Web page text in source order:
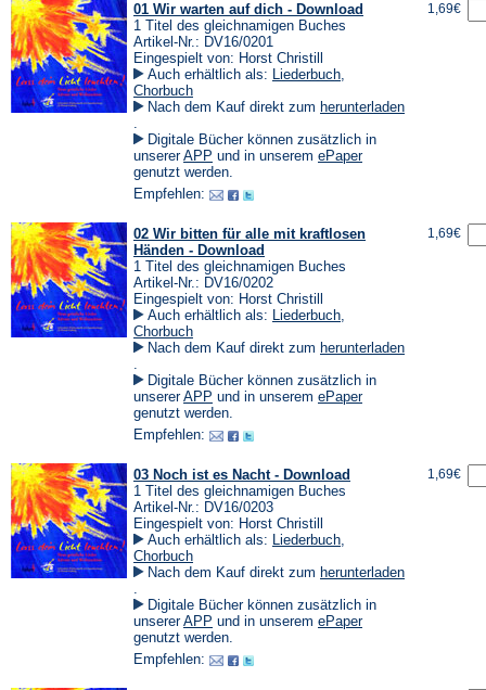
01 Wir warten auf dich - Download
1 Titel des gleichnamigen Buches
Artikel-Nr.: DV16/0201
Eingespielt von: Horst Christill
Auch erhältlich als: Liederbuch,
Chorbuch
Nach dem Kauf direkt zum herunterladen
in
einem
neuen
Tab)
.
Digitale Bücher können zusätzlich in
unsererAPP (Öffnet
in
neuen
und in unserem ePaper(Öffnet
genutzt werden.
Empfehlen:
1,69€
02 Wir bitten für alle mit kraftlosen
Händen - Download
1 Titel des gleichnamigen Buches
Artikel-Nr.: DV16/0202
Eingespielt von: Horst Christill
Auch erhältlich als: Liederbuch,
Chorbuch
Nach dem Kauf direkt zum herunterladen
in
einem
neuen
Tab)
.
Digitale Bücher können zusätzlich in
unsererAPP (Öffnet
in
neuen
und in unserem ePaper(Öffnet
genutzt werden.
Empfehlen:
1,69€
03 Noch ist es Nacht - Download
1 Titel des gleichnamigen Buches
Artikel-Nr.: DV16/0203
Eingespielt von: Horst Christill
Auch erhältlich als: Liederbuch,
Chorbuch
Nach dem Kauf direkt zum herunterladen
in
einem
neuen
Tab)
.
Digitale Bücher können zusätzlich in
unsererAPP (Öffnet
in
neuen
und in unserem ePaper(Öffnet
genutzt werden.
Empfehlen:
1,69€